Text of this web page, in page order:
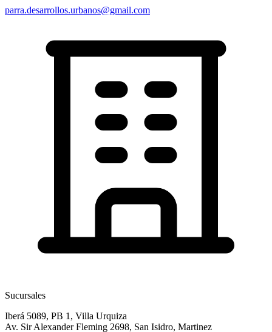
parra.desarrollos.urbanos@gmail.com
Sucursales
Iberá 5089, PB 1, Villa Urquiza
Av. Sir Alexander Fleming 2698, San Isidro, Martinez